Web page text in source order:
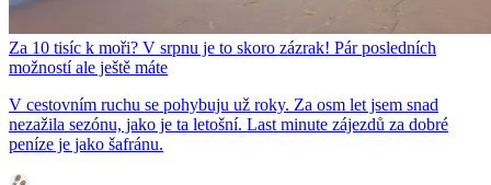
Za 10 tisíc k moři? V srpnu je to skoro zázrak! Pár posledních
možností ale ještě máte
V cestovním ruchu se pohybuju už roky. Za osm let jsem snad
nezažila sezónu, jako je ta letošní. Last minute zájezdů za dobré
peníze je jako šafránu.